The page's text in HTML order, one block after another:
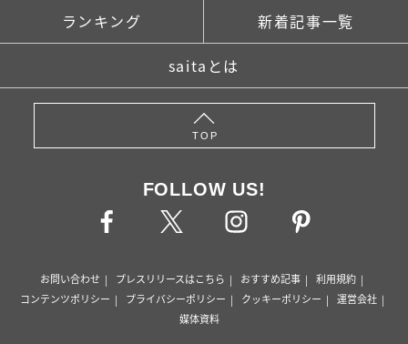
ランキング 新着記事一覧
saitaとは
TOP
FOLLOW US!
お問い合わせ プレスリリースはこちら おすすめ記事
利用規約
コンテンツポリシー
プライバシーポリシー クッキーポリシー
運営会社
媒体資料